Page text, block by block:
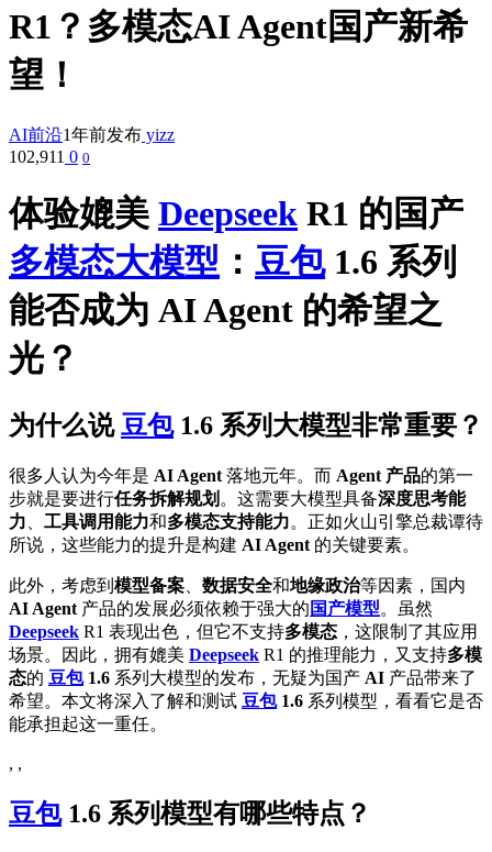
R1？多模态AI Agent国产新希
望！
AI前沿1年前发布 yizz
102,911 0 0
体验媲美 Deepseek R1 的国产
多模态大模型 ： 豆包1.6 系列
能否成为 AI Agent 的希望之
光？
为什么说豆包1.6 系列大模型非常重要？
很多人认为今年是 AI Agent 落地元年。而 Agent 产品的第一
步就是要进行任务拆解规划 。这需要大模型具备深度思考能
力
工具调用能力和多模态支持能力。正如火山引擎总裁谭待
所说，这些能力的提升是构建 AI Agent 的关键要素。
此外，考虑到 模型备案 数据安全和地缘政治等因素，国内
AI Agent 产品的发展必须依赖于强大的 国产模型。虽然
Deepseek R1 表现出色，但它不支持多模态 ，这限制了其应用
场景。因此，拥有媲美 Deepseek R1 的推理能力，又支持多模
态的 豆包1.6 系列大模型的发布，无疑为国产 AI 产品带来了
希望。本文将深入了解和测试 豆包1.6 系列模型，看看它是否
能承担起这一重任。
, ,
豆包1.6 系列模型有哪些特点？